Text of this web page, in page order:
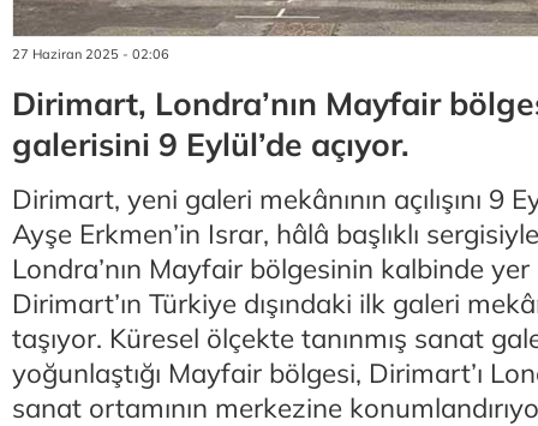
27 Haziran 2025 - 02:06
Dirimart, Londra’nın Mayfair
galerisini 9 Eylül’de açıyor.
Dirimart, yeni galeri mekânının açılışını 9
Ayşe Erkmen’in Israr, hâlâ başlıklı
Londra’nın Mayfair bölgesinin kalbinde
Dirimart’ın Türkiye dışındaki ilk galeri
taşıyor. Küresel ölçekte tanınmış sanat
yoğunlaştığı Mayfair bölgesi, Dirimart’ı
sanat ortamının merkezine